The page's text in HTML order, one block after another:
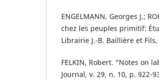
ENGELMANN, Georges J.;
chez les peuples primitif:
Librairie J.-B. Baillière et Fils,
FELKIN, Robert. “Notes on
Journal, v. 29, n. 10, p. 922-